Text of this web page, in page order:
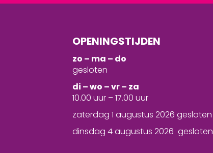
OPENINGSTIJDEN
zo – ma – do
gesloten
di – wo – vr – za
10.00 uur – 17.00 uur
zaterdag 1 augustus 2026 gesloten
dinsdag 4 augustus 2026 gesloten